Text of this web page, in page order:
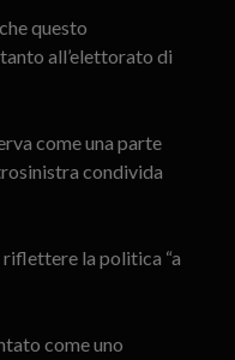
questo
all’elettorato di
come una parte
condivida
la politica “a
come uno